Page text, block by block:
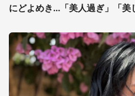
にどよめき...「美人過ぎ」「美